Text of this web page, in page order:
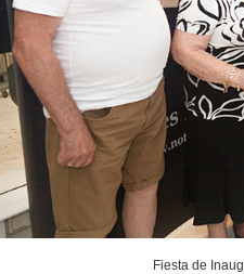
Fiesta de